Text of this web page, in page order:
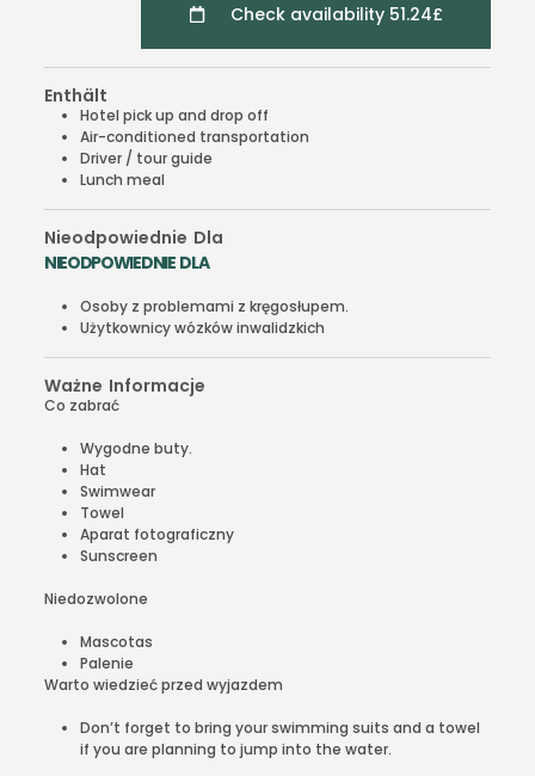
Check availability 51.24£
Enthält
Hotel pick up and drop off
Air-conditioned transportation
Driver / tour guide
Lunch meal
Nieodpowiednie Dla
NIEODPOWIEDNIE DLA
Osoby z problemami z kręgosłupem.
Użytkownicy wózków inwalidzkich
Ważne Informacje
Co zabrać
Wygodne buty.
Hat
Swimwear
Towel
Aparat fotograficzny
Sunscreen
Niedozwolone
Mascotas
Palenie
Warto wiedzieć przed wyjazdem
Don’t forget to bring your swimming suits and a towel
if you are planning to jump into the water.